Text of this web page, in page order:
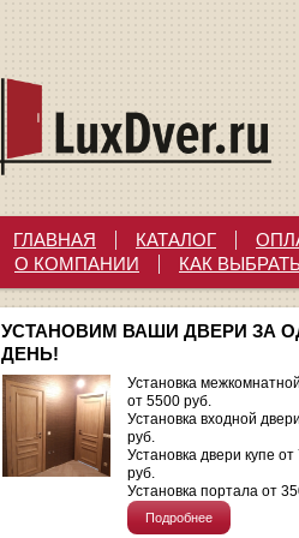
ГЛАВНАЯ КАТАЛОГ
О КОМПАНИИ
КАК
УСТАНОВИМ ВАШИ ДВЕРИ ЗА
ДЕНЬ!
Установка
от 5500 руб.
Установка входной
руб.
Установка двери купе
руб.
Установка портала от
Подробнее